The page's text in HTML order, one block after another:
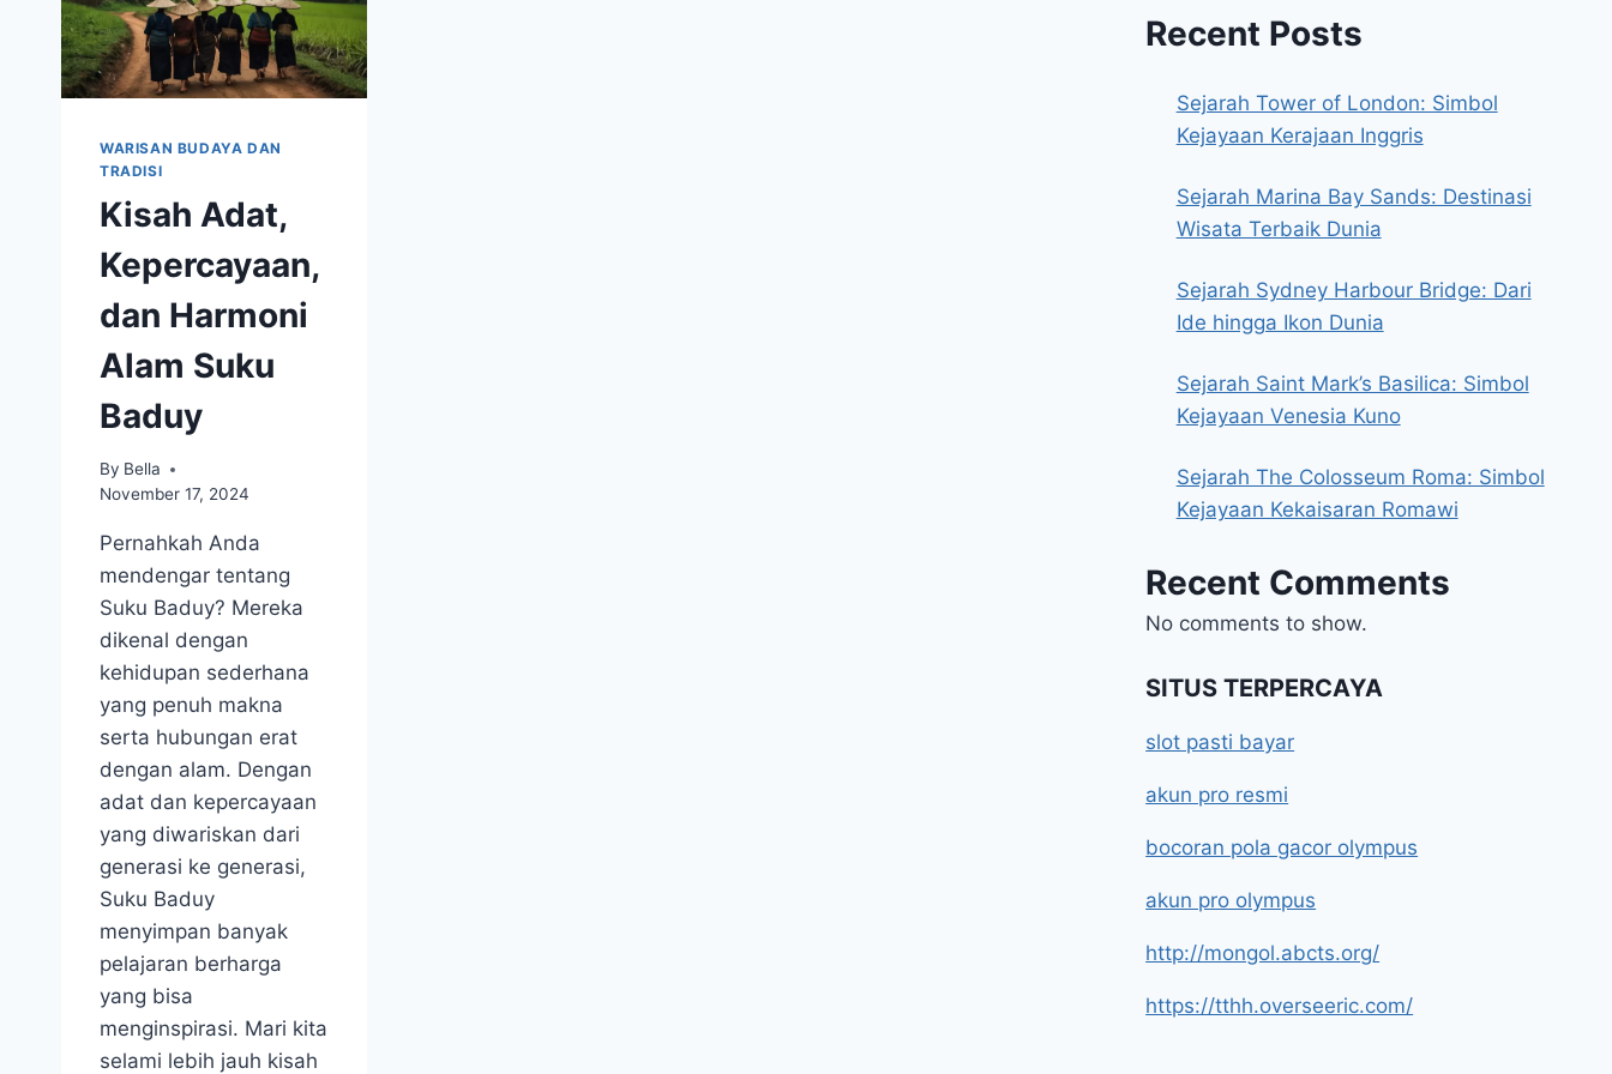
WARISAN BUDAYA DAN
TRADISI
Kisah Adat,
Kepercayaan,
dan Harmoni
Alam Suku
Baduy
By Bella
November 17, 2024
Pernahkah Anda
mendengar tentang
Suku Baduy? Mereka
dikenal dengan
kehidupan sederhana
yang penuh makna
serta hubungan erat
dengan alam. Dengan
adat dan kepercayaan
yang diwariskan dari
generasi ke generasi,
Suku Baduy
menyimpan banyak
pelajaran berharga
yang bisa
menginspirasi. Mari kita
selami lebih jauh kisah
Recent Posts
Sejarah Tower of London: Simbol
Kejayaan Kerajaan Inggris
Sejarah Marina Bay Sands: Destinasi
Wisata Terbaik Dunia
Sejarah Sydney Harbour Bridge: Dari
Ide hingga Ikon Dunia
Sejarah Saint Mark’s Basilica: Simbol
Kejayaan Venesia Kuno
Sejarah The Colosseum Roma: Simbol
Kejayaan Kekaisaran Romawi
Recent Comments
No comments to show.
SITUS TERPERCAYA
slot pasti bayar
akun pro resmi
bocoran pola gacor olympus
akun pro olympus
http://mongol.abcts.org/
https://tthh.overseeric.com/